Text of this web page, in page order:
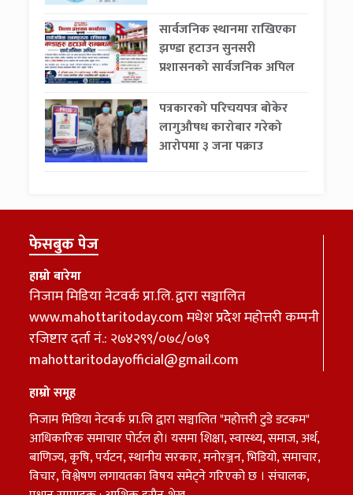
सार्वजनिक स्थानमा राखिएका
झण्डा हटाउन सुनसरी
प्रशासनको सार्वजनिक अपिल
पत्रकारको परिचयपत्र बोकेर
लागुऔषध कारोबार गरेको
आरोपमा ३ जना पक्राउ
फेसबुक पेज
हाम्रो बारेमा
निजाम मिडिया नेटवर्क प्रा.लि. द्वारा सञ्चालित
www.mahottaritoday.com मधेश प्रदेेेश महोत्तरी कम्पनी
रजिष्टार दर्ता नं.: २७४२९९/०७८/०७९
mahottaritodayofficial@gmail.com
हाम्रो समूह
निजाम मिडिया नेटवर्क प्रा.लि द्वारा सञ्चालित "महोत्तरी टुडे डटकम"
आधिकारिक समाचार पोर्टल हो। यसमा शिक्षा, स्वास्थ्य, समाज, अर्थ,
बाणिज्य, कृषि, पर्यटन, स्थानीय सरकार, मनोरञ्जन, भिडियो, समाचार,
विचार, विश्लेषण लगायतका विषय समेट्ने गरिएको छ । संचालक,